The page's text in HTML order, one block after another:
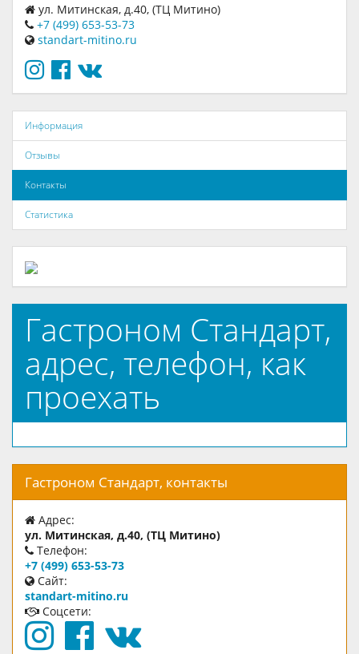
ул. Митинская, д.40, (ТЦ Митино)
+7 (499) 653-53-73
standart-mitino.ru
Информация
Отзывы
Контакты
Статистика
Гастроном Стандарт,
адрес, телефон, как
проехать
Гастроном Стандарт, контакты
Адрес:
ул. Митинская, д.40, (ТЦ Митино)
Телефон:
+7 (499) 653-53-73
Сайт:
standart-mitino.ru
Соцсети: